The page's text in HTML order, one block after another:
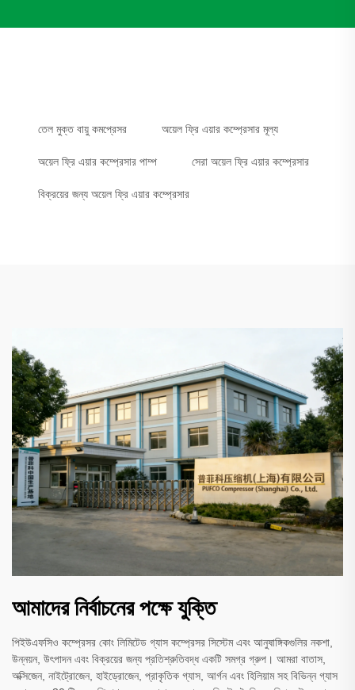
তেল মুক্ত বায়ু কমপ্রেসর অয়েল ফ্রি এয়ার কম্প্রেসার মূল্য
অয়েল ফ্রি এয়ার কম্প্রেসার পাম্প সেরা অয়েল ফ্রি এয়ার কম্প্রেসার
বিক্রয়ের জন্য অয়েল ফ্রি এয়ার কম্প্রেসার
আমাদের নির্বাচনের পক্ষে যুক্তি
পিইউএফসিও কম্প্রেসর কোং লিমিটেড গ্যাস কম্প্রেসর সিস্টেম এবং আনুষাঙ্গিকগুলির নকশা,
উন্নয়ন, উৎপাদন এবং বিক্রয়ের জন্য প্রতিশ্রুতিবদ্ধ একটি সমগ্র গ্রুপ। আমরা বাতাস,
অক্সিজেন, নাইট্রোজেন, হাইড্রোজেন, প্রাকৃতিক গ্যাস, আর্গন এবং হিলিয়াম সহ বিভিন্ন গ্যাস